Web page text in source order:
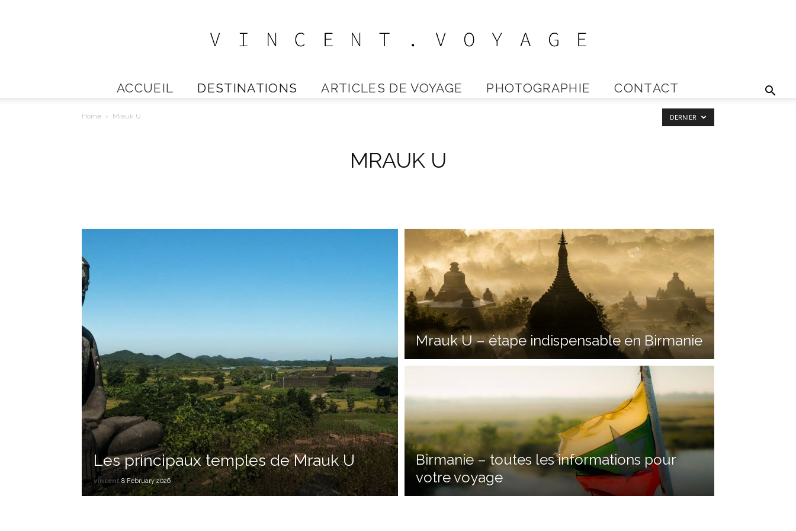
Vincent
Voyage
ACCUEIL DESTINATIONS ARTICLES DE VOYAGE PHOTOGRAPHIE CONTACT
Home Mrauk U
MRAUK U
DERNIER
Les principaux temples de Mrauk U
vincent 8 February 2026
Mrauk U – étape indispensable en Birmanie
Birmanie – toutes les informations pour
votre voyage